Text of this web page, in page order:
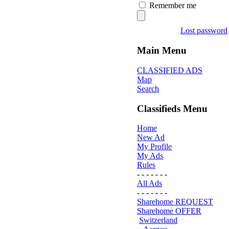
Remember me
Lost password
Main Menu
CLASSIFIED ADS
Map
Search
Classifieds Menu
Home
New Ad
My Profile
My Ads
Rules
- - - - - - -
All Ads
- - - - - - -
Sharehome REQUEST
Sharehome OFFER
Switzerland